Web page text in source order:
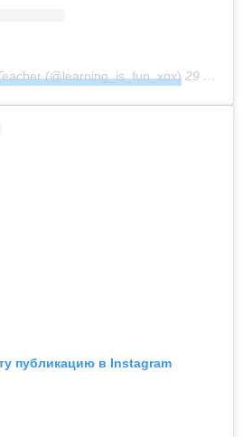
(@learning_is_fun_xox) 29 Июл 2018 в 9:30 PDT
публикацию в Instagram